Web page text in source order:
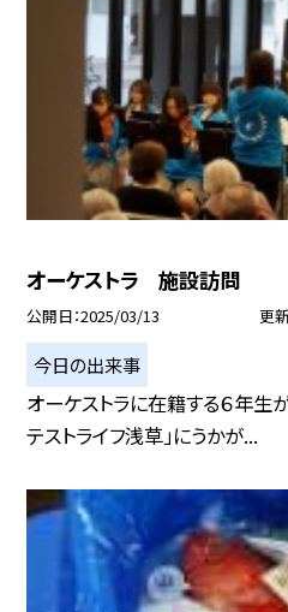
オーケストラ 施設訪問
公開日 2025/03/13 更
今日の出来事
オーケストラに在籍する６年生
テストライフ浅草」にうかが...